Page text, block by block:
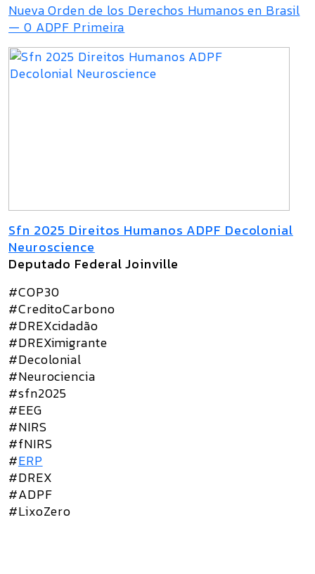
Nueva Orden de los Derechos Humanos en Brasil
— 0 ADPF Primeira
Sfn 2025 Direitos Humanos ADPF Decolonial
Neuroscience
Deputado Federal Joinville
#COP30
#CreditoCarbono
#DREXcidadão
#DREXimigrante
#Decolonial
#Neurociencia
#sfn2025
#EEG
#NIRS
#fNIRS
#ERP
#DREX
#ADPF
#LixoZero